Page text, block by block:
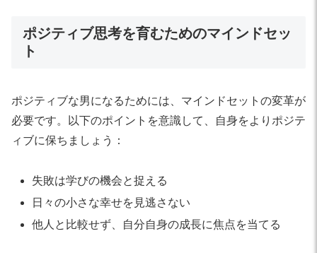
ポジティブ思考を育むためのマインドセッ
ト
ポジティブな男になるためには、マインドセットの変革が
必要です。以下のポイントを意識して、自身をよりポジテ
ィブに保ちましょう：
失敗は学びの機会と捉える
日々の小さな幸せを見逃さない
他人と比較せず、自分自身の成長に焦点を当てる